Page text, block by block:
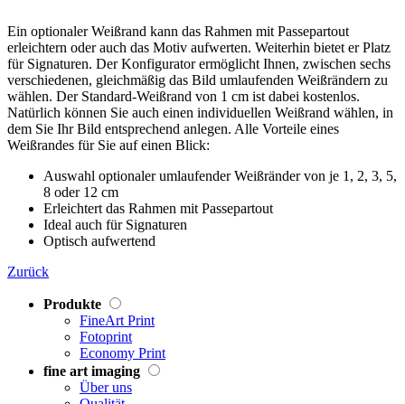
Ein optionaler Weißrand kann das Rahmen mit Passepartout
erleichtern oder auch das Motiv aufwerten. Weiterhin bietet er Platz
für Signaturen. Der Konfigurator ermöglicht Ihnen, zwischen sechs
verschiedenen, gleichmäßig das Bild umlaufenden Weißrändern zu
wählen. Der Standard-Weißrand von 1 cm ist dabei kostenlos.
Natürlich können Sie auch einen individuellen Weißrand wählen, in
dem Sie Ihr Bild entsprechend anlegen. Alle Vorteile eines
Weißrandes für Sie auf einen Blick:
Auswahl optionaler umlaufender Weißränder von je 1, 2, 3, 5,
8 oder 12 cm
Erleichtert das Rahmen mit Passepartout
Ideal auch für Signaturen
Optisch aufwertend
Zurück
Produkte
FineArt Print
Fotoprint
Economy Print
fine art imaging
Über uns